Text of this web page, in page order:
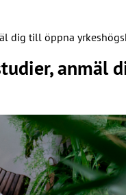
dig till öppna